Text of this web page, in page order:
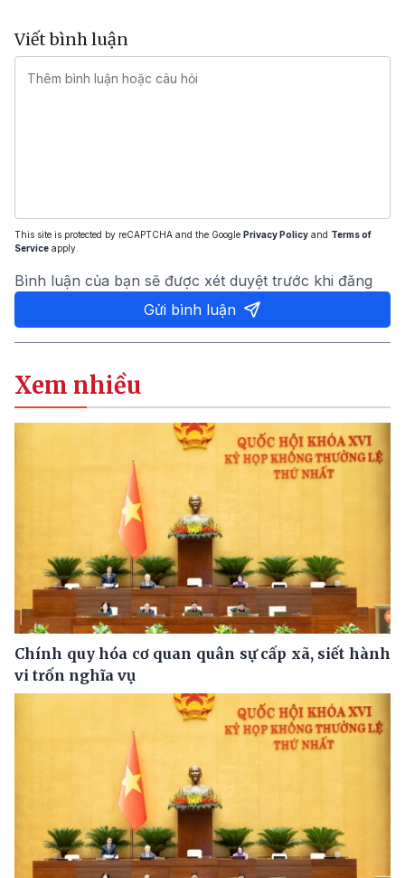
Viết bình luận
This site is protected by reCAPTCHA and the Google Privacy Policy and Terms of
Service apply.
Bình luận của bạn sẽ được xét duyệt trước khi đăng
Gửi bình luận
Xem nhiều
Chính quy hóa cơ quan quân sự cấp xã, siết hành
vi trốn nghĩa vụ